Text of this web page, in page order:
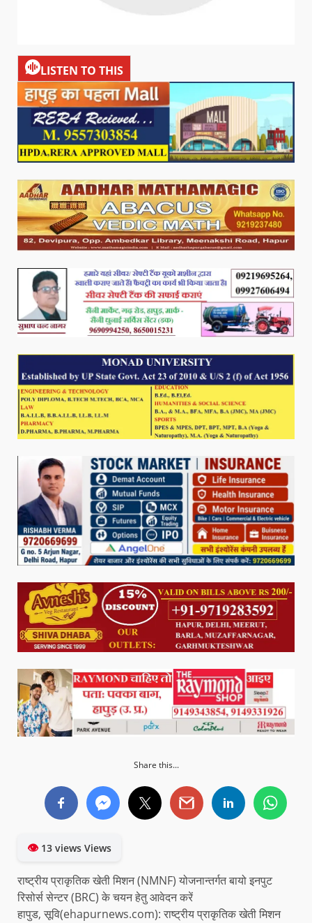
LISTEN TO THIS
Share this...
👁13 views Views
राष्ट्रीय प्राकृतिक खेती मिशन (NMNF) योजनान्तर्गत बायो इनपुट
रिसोर्स सेन्टर (BRC) के चयन हेतु आवेदन करें
हापुड, सूवि(ehapurnews.com): राष्ट्रीय प्राकृतिक खेती मिशन